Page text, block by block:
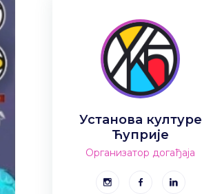
Установа културе
Ћуприје
Организатор догађаја